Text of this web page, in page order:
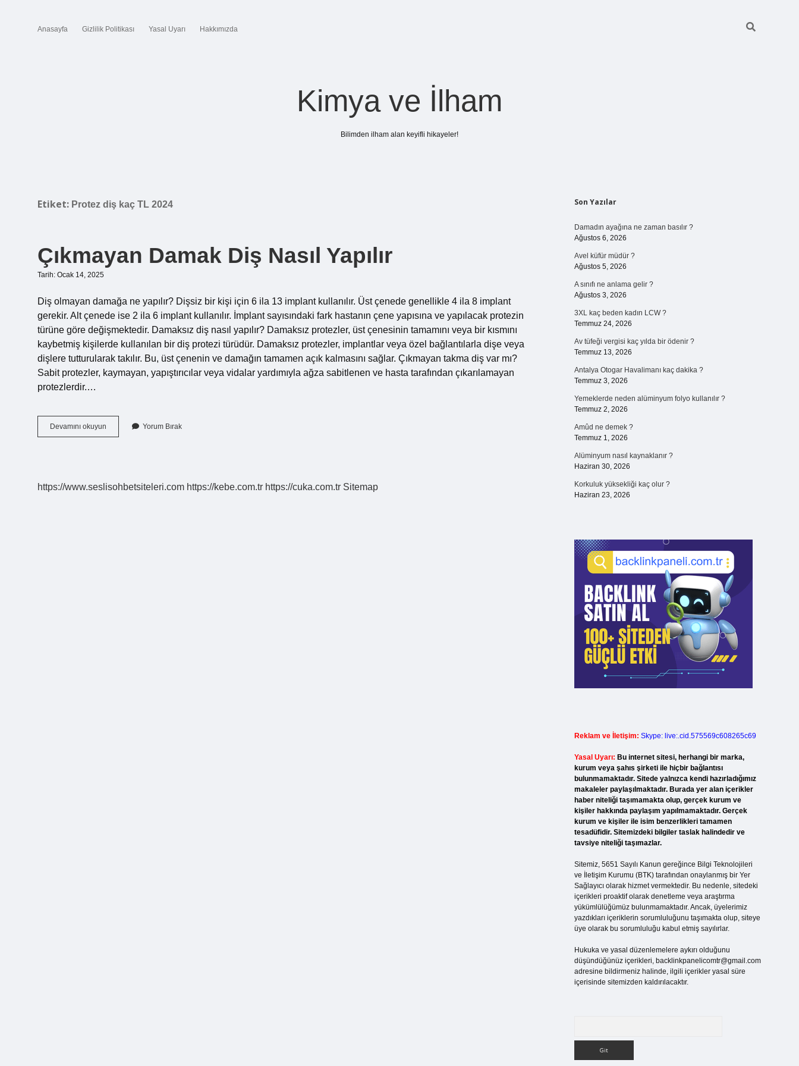
Anasayfa Gizlilik Politikası Yasal Uyarı Hakkımızda
Kimya ve İlham
Bilimden ilham alan keyifli hikayeler!
Etiket: Protez diş kaç TL 2024
Çıkmayan Damak Diş Nasıl Yapılır
Tarih: Ocak 14, 2025
Diş olmayan damağa ne yapılır? Dişsiz bir kişi için 6 ila 13 implant kullanılır. Üst çenede genellikle 4 ila 8 implant
gerekir. Alt çenede ise 2 ila 6 implant kullanılır. İmplant sayısındaki fark hastanın çene yapısına ve yapılacak protezin
türüne göre değişmektedir. Damaksız diş nasıl yapılır? Damaksız protezler, üst çenesinin tamamını veya bir kısmını
kaybetmiş kişilerde kullanılan bir diş protezi türüdür. Damaksız protezler, implantlar veya özel bağlantılarla dişe veya
dişlere tutturularak takılır. Bu, üst çenenin ve damağın tamamen açık kalmasını sağlar. Çıkmayan takma diş var mı?
Sabit protezler, kaymayan, yapıştırıcılar veya vidalar yardımıyla ağza sabitlenen ve hasta tarafından çıkarılamayan
protezlerdir.…
Devamını okuyun Çıkmayan
Damak
Yorum Bırak
https://www.seslisohbetsiteleri.com https://kebe.com.tr https://cuka.com.tr Sitemap
Sidebar
Son Yazılar
Damadın ayağına ne zaman basılır ?
Ağustos 6, 2026
Avel küfür müdür ?
Ağustos 5, 2026
A sınıfı ne anlama gelir ?
Ağustos 3, 2026
3XL kaç beden kadın LCW ?
Temmuz 24, 2026
Av tüfeği vergisi kaç yılda bir ödenir ?
Temmuz 13, 2026
Antalya Otogar Havalimanı kaç dakika ?
Temmuz 3, 2026
Yemeklerde neden alüminyum folyo kullanılır ?
Temmuz 2, 2026
Amûd ne demek ?
Temmuz 1, 2026
Alüminyum nasıl kaynaklanır ?
Haziran 30, 2026
Korkuluk yüksekliği kaç olur ?
Haziran 23, 2026
Reklam ve İletişim: Skype: live:.cid.575569c608265c69
Yasal Uyarı: Bu internet sitesi, herhangi bir marka,
kurum veya şahıs şirketi ile hiçbir bağlantısı
bulunmamaktadır. Sitede yalnızca kendi hazırladığımız
makaleler paylaşılmaktadır. Burada yer alan içerikler
haber niteliği taşımamakta olup, gerçek kurum ve
kişiler hakkında paylaşım yapılmamaktadır. Gerçek
kurum ve kişiler ile isim benzerlikleri tamamen
tesadüfidir. Sitemizdeki bilgiler taslak halindedir ve
tavsiye niteliği taşımazlar.
Sitemiz, 5651 Sayılı Kanun gereğince Bilgi Teknolojileri
ve İletişim Kurumu (BTK) tarafından onaylanmış bir Yer
Sağlayıcı olarak hizmet vermektedir. Bu nedenle, sitedeki
içerikleri proaktif olarak denetleme veya araştırma
yükümlülüğümüz bulunmamaktadır. Ancak, üyelerimiz
yazdıkları içeriklerin sorumluluğunu taşımakta olup, siteye
üye olarak bu sorumluluğu kabul etmiş sayılırlar.
Hukuka ve yasal düzenlemelere aykırı olduğunu
düşündüğünüz içerikleri, backlinkpanelicomtr@gmail.com
adresine bildirmeniz halinde, ilgili içerikler yasal süre
içerisinde sitemizden kaldırılacaktır.